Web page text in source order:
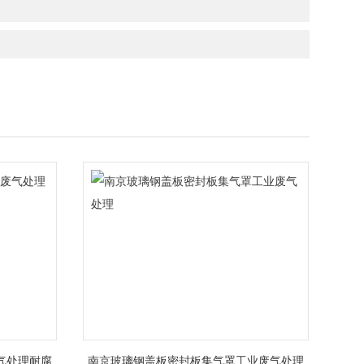
处理耐腐 南京玻璃钢盖板密封板集气罩工业废气处理